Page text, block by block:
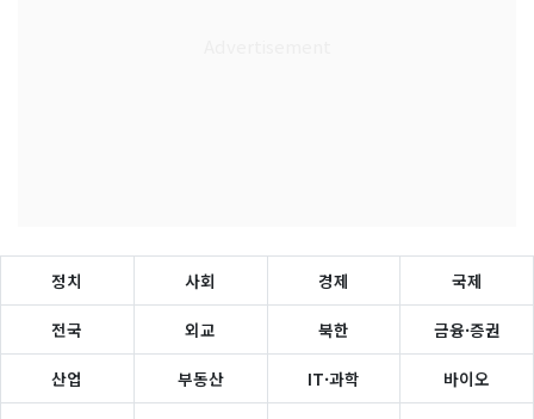
정치 사회 경제 국제
전국 외교 북한 금융·증권
산업 부동산 IT·과학 바이오